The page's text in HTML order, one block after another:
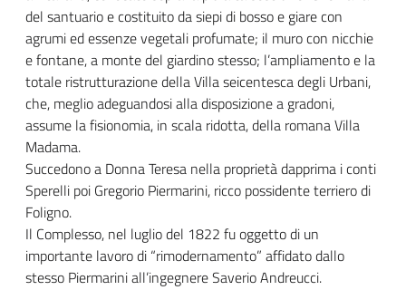
del santuario e costituito da siepi di bosso e giare con
agrumi ed essenze vegetali profumate; il muro con nicchie
e fontane, a monte del giardino stesso; l’ampliamento e la
totale ristrutturazione della Villa seicentesca degli Urbani,
che, meglio adeguandosi alla disposizione a gradoni,
assume la fisionomia, in scala ridotta, della romana Villa
Madama.
Succedono a Donna Teresa nella proprietà dapprima i conti
Sperelli poi Gregorio Piermarini, ricco possidente terriero di
Foligno.
Il Complesso, nel luglio del 1822 fu oggetto di un
importante lavoro di “rimodernamento” affidato dallo
stesso Piermarini all’ingegnere Saverio Andreucci.